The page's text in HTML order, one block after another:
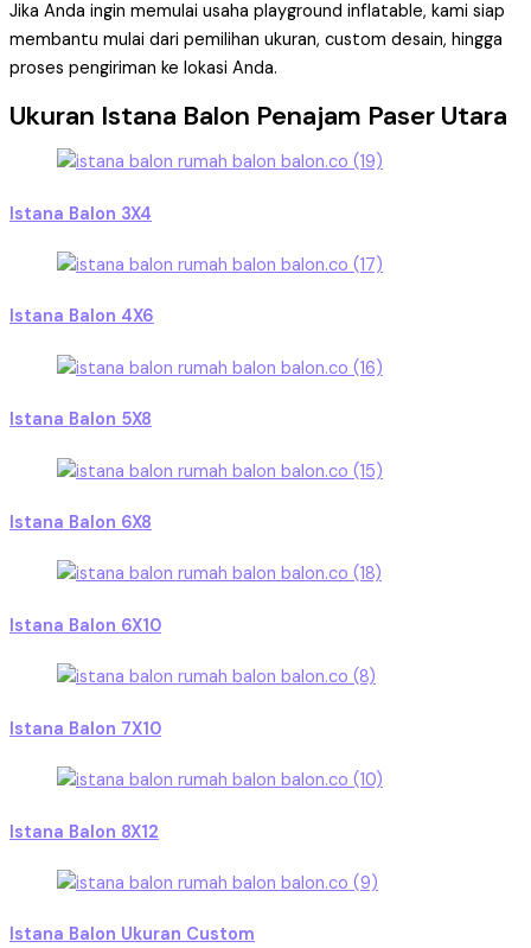
Jika Anda ingin memulai usaha playground inflatable, kami siap
membantu mulai dari pemilihan ukuran, custom desain, hingga
proses pengiriman ke lokasi Anda.
Ukuran Istana Balon Penajam Paser Utara
Istana Balon 3X4
Istana Balon 4X6
Istana Balon 5X8
Istana Balon 6X8
Istana Balon 6X10
Istana Balon 7X10
Istana Balon 8X12
Istana Balon Ukuran Custom